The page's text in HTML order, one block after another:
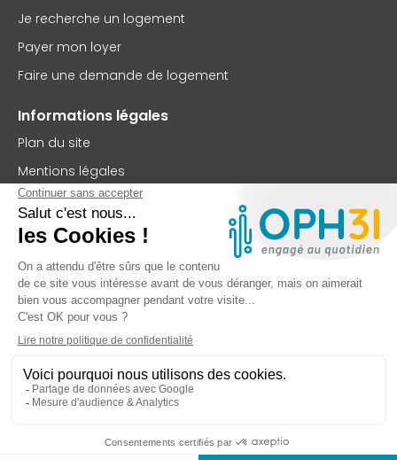
Je recherche un logement
Payer mon loyer
Faire une demande de logement
Informations légales
Plan du site
Mentions légales
Politique de confidentialité
Accessibilité : partiellement conforme
Nous contacter
OPH31
75 rue Saint-Jean
BP 63102
TEL : 05 62 73 56 00
FAX : 05 61 99 32 99
Contactez-nous